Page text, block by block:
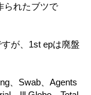
られたブツで
が、1st epは廃盤
、Swab、Agents